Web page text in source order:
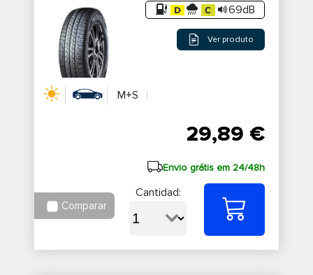
69dB
Ver produto
M+S
29,89 €
Envio grátis em 24/48h
Comparar
Cantidad: